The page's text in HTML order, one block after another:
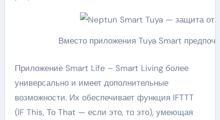
Вместо приложения Tuya Smart
Приложение Smart Life – Smart Living более
универсально и имеет дополнительные
возможности. Их обеспечивает функция IFTTT
(IF This, То That — если это, то это), умеющая